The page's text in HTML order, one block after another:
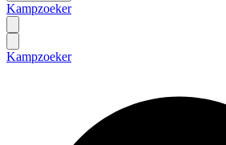
Kampzoeker
Kampzoeker